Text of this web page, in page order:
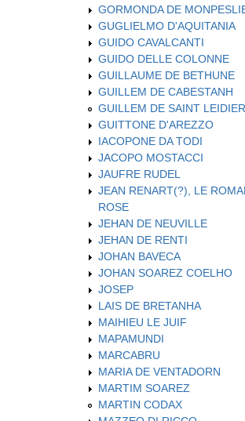
GORMONDA DE
GUGLIELMO D'AQUITANIA
GUIDO CAVALCANTI
GUIDO DELLE COLONNE
GUILLAUME DE BETHUNE
GUILLEM DE CABESTANH
GUILLEM DE SAINT LEIDIER
GUITTONE D'AREZZO
IACOPONE DA TODI
JACOPO MOSTACCI
JAUFRE RUDEL
JEAN RENART(?), LE
ROSE
JEHAN DE NEUVILLE
JEHAN DE RENTI
JOHAN BAVECA
JOHAN SOAREZ COELHO
JOSEP
LAIS DE BRETANHA
MAIHIEU LE JUIF
MAPAMUNDI
MARCABRU
MARIA DE VENTADORN
MARTIM SOAREZ
MARTIN CODAX